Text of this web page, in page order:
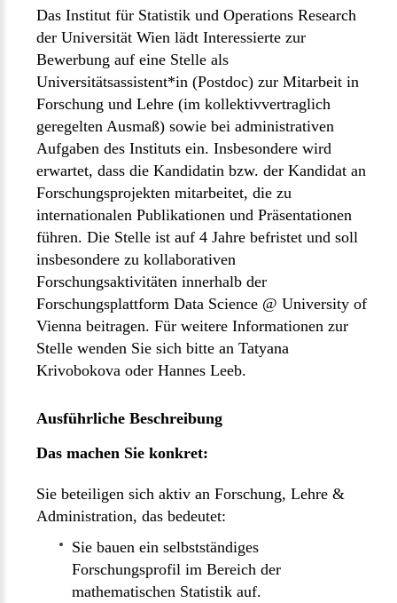
Das Institut für Statistik und Operations Research
der Universität Wien lädt Interessierte zur
Bewerbung auf eine Stelle als
Universitätsassistent*in (Postdoc) zur Mitarbeit in
Forschung und Lehre (im kollektivvertraglich
geregelten Ausmaß) sowie bei administrativen
Aufgaben des Instituts ein. Insbesondere wird
erwartet, dass die Kandidatin bzw. der Kandidat an
Forschungsprojekten mitarbeitet, die zu
internationalen Publikationen und Präsentationen
führen. Die Stelle ist auf 4 Jahre befristet und soll
insbesondere zu kollaborativen
Forschungsaktivitäten innerhalb der
Forschungsplattform Data Science @ University of
Vienna beitragen. Für weitere Informationen zur
Stelle wenden Sie sich bitte an Tatyana
Krivobokova oder Hannes Leeb.
Ausführliche Beschreibung
Das machen Sie konkret:
Sie beteiligen sich aktiv an Forschung, Lehre &
Administration, das bedeutet:
Sie bauen ein selbstständiges
Forschungsprofil im Bereich der
mathematischen Statistik auf.